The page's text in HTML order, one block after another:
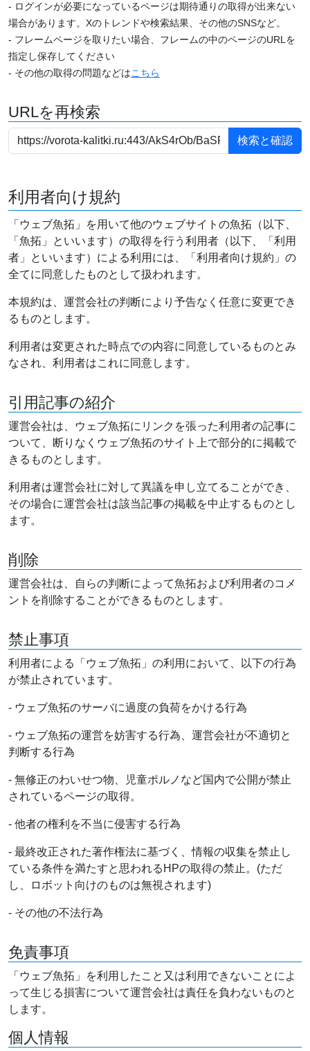
- ログインが必要になっているページは期待通りの取得が出来ない
場合があります。Xのトレンドや検索結果、その他のSNSなど。
- フレームページを取りたい場合、フレームの中のページのURLを
指定し保存してください
- その他の取得の問題などはこちら
URLを再検索
利用者向け規約
「ウェブ魚拓」を用いて他のウェブサイトの魚拓（以下、
「魚拓」といいます）の取得を行う利用者（以下、「利用
者」といいます）による利用には、「利用者向け規約」の
全てに同意したものとして扱われます。
本規約は、運営会社の判断により予告なく任意に変更でき
るものとします。
利用者は変更された時点での内容に同意しているものとみ
なされ、利用者はこれに同意します。
引用記事の紹介
運営会社は、ウェブ魚拓にリンクを張った利用者の記事に
ついて、断りなくウェブ魚拓のサイト上で部分的に掲載で
きるものとします。
利用者は運営会社に対して異議を申し立てることができ、
その場合に運営会社は該当記事の掲載を中止するものとし
ます。
削除
運営会社は、自らの判断によって魚拓および利用者のコメ
ントを削除することができるものとします。
禁止事項
利用者による「ウェブ魚拓」の利用において、以下の行為
が禁止されています。
- ウェブ魚拓のサーバに過度の負荷をかける行為
- ウェブ魚拓の運営を妨害する行為、運営会社が不適切と
判断する行為
- 無修正のわいせつ物、児童ポルノなど国内で公開が禁止
されているページの取得。
- 他者の権利を不当に侵害する行為
- 最終改正された著作権法に基づく、情報の収集を禁止し
ている条件を満たすと思われるHPの取得の禁止。(ただ
し、ロボット向けのものは無視されます)
- その他の不法行為
免責事項
「ウェブ魚拓」を利用したこと又は利用できないことによ
って生じる損害について運営会社は責任を負わないものと
します。
個人情報